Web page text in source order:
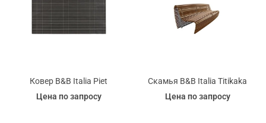
Ковер B&B Italia Piet
Цена по запросу
Скамья B&B Italia Titikaka
Цена по запросу